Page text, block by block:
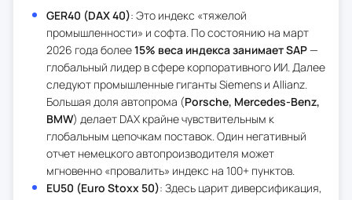
GER40 (DAX 40): Это индекс «тяжелой
промышленности» и софта. По состоянию на март
2026 года более15% веса индекса занимает SAP—
глобальный лидер в сфере корпоративного ИИ. Далее
следуют промышленные гиганты Siemens и Allianz.
Большая доля автопрома (Porsche, Mercedes-Benz,
BMW) делает DAX крайне чувствительным к
глобальным цепочкам поставок. Один негативный
отчет немецкого автопроизводителя может
мгновенно «провалить» индекс на 100+ пунктов.
EU50 (Euro Stoxx 50): Здесь царит диверсификация,